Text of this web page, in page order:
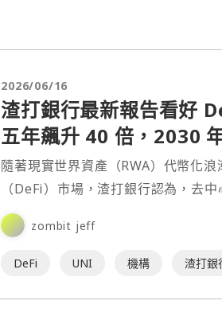
2026/06/16
渣打銀行最新報告看好
五年飆升 40 倍，2030
美元
隨著現實世界資產（RWA）代幣化
（DeFi）市場，渣打銀行認為，去
Uniswap 的治理代幣 UNI 有望成為
zombit jeff
DeFi UNI 機構 渣打銀